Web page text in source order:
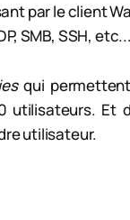
par le client
SMB, SSH,
qui
utilisateurs. Et
utilisateur.